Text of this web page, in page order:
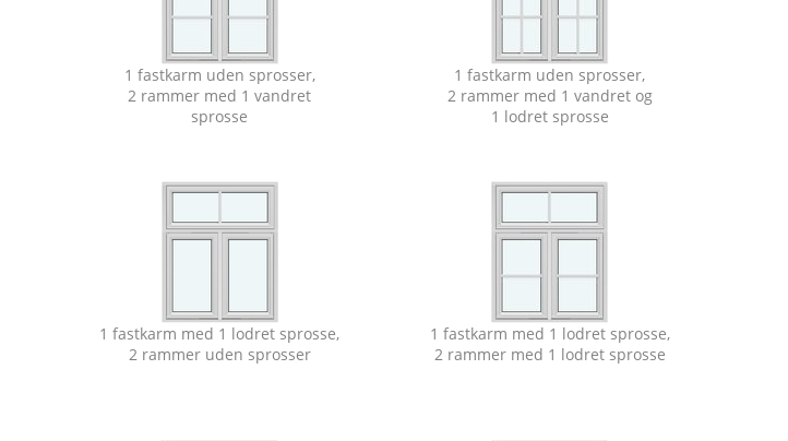
1 fastkarm uden sprosser,
2 rammer med 1 vandret
sprosse
1 fastkarm uden sprosser,
2 rammer med 1 vandret og
1 lodret sprosse
1 fastkarm med 1 lodret sprosse,
2 rammer uden sprosser
1 fastkarm med 1 lodret sprosse,
2 rammer med 1 lodret sprosse